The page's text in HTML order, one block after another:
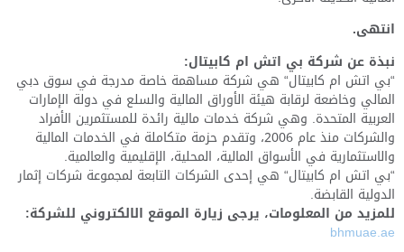
انتهى.
نبذة عن شركة بي اتش ام كابيتال:
“بي اتش ام كابيتال“ هي شركة مساهمة خاصة مدرجة في سوق دبي
المالي وخاضعة لرقابة هيئة الأوراق المالية والسلع في دولة الإمارات
العربية المتحدة. وهي شركة خدمات مالية رائدة للمستثمرين الأفراد
والشركات منذ عام 2006، وتقدم حزمة متكاملة في الخدمات المالية
والاستثمارية في الأسواق المالية، المحلية، الإقليمية والعالمية.
“بي اتش ام كابيتال“ هي إحدى الشركات التابعة لمجموعة شركات إثمار
الدولية القابضة.
للمزيد من المعلومات، يرجى زيارة الموقع الالكتروني للشركة:
bhmuae.ae